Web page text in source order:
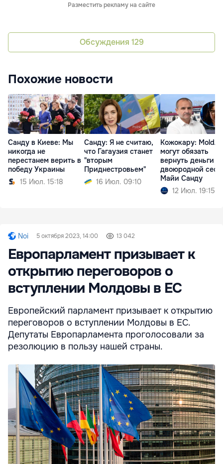
Разместить рекламу на сайте
Обсуждения 129
Похожие новости
Санду в Киеве: Мы
никогда не
перестанем верить в
победу Украины
15 Июл. 15:18
Санду: Я не считаю,
что Гагаузия станет
"вторым
Приднестровьем"
16 Июл. 09:10
Кожокару:
могут обязать
вернуть деньги
двоюродной
Майи Санду
12 Июл. 19:15
Noi 5 октября 2023, 14:00 13 042
Европарламент призывает к
открытию переговоров о
вступлении Молдовы в ЕС
Европейский парламент призывает к открытию
переговоров о вступлении Молдовы в ЕС.
Депутаты Европарламента проголосовали за
резолюцию в пользу нашей страны.